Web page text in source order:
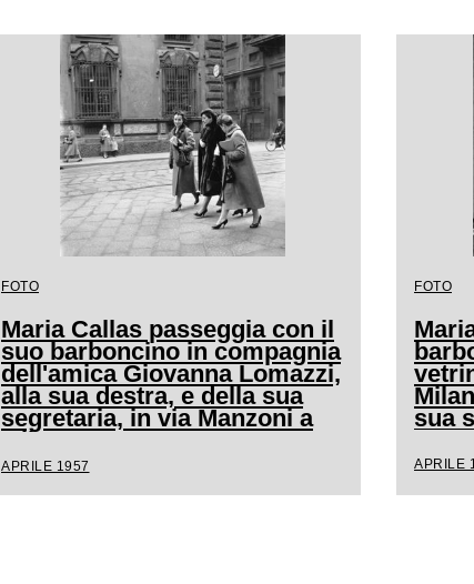
FOTO
Maria Callas passeggia con il
suo barboncino in compagnia
dell'amica Giovanna Lomazzi,
alla sua destra, e della sua
segretaria, in via Manzoni a
Milano
APRILE 1957
FOTO
sua
APRILE